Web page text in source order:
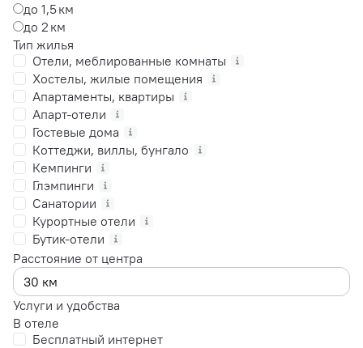
до 1,5 км
до 2 км
Тип жилья
Отели, меблированные комнаты
Хостелы, жилые помещения
Апартаменты, квартиры
Апарт-отели
Гостевые дома
Коттеджи, виллы, бунгало
Кемпинги
Глэмпинги
Санатории
Курортные отели
Бутик-отели
Расстояние от центра
Услуги и удобства
В отеле
Бесплатный интернет